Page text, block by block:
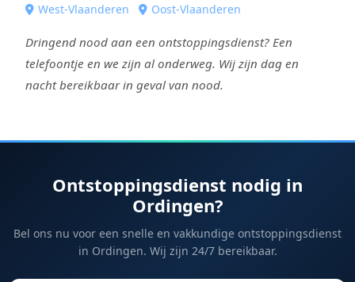
West-Vlaanderen
Oost-Vlaanderen
Dringend nood aan een ontstoppingsdienst? Een
telefoontje en we zijn al onderweg. Wij zijn dag en
nacht bereikbaar in geval van nood.
Ontstoppingsdienst nodig in
Ordingen?
Bel ons nu voor een snelle en vakkundige ontstoppingsdienst
in Ordingen. Wij zijn 24/7 bereikbaar.